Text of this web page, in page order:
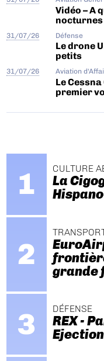
Vidéo – A
nocturnes
31/07/26 Défense
Le drone
petits
31/07/26 Aviation
Le
premier
CULTURE
La
grande
DÉFENSE
REX -